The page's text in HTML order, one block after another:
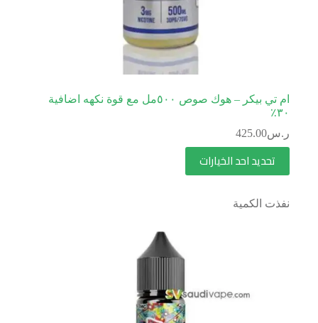
ام تي بيكر – هوك صوص ٥٠٠مل مع قوة نكهه اضافية
٣٠٪؜
ر.س425.00
تحديد احد الخيارات
نفذت الكمية